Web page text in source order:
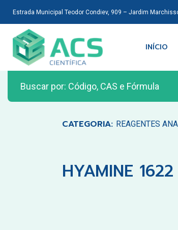
Estrada Municipal Teodor Condiev, 909 – Jardim
INÍCIO
CATEGORIA: REAGENTES
HYAMINE